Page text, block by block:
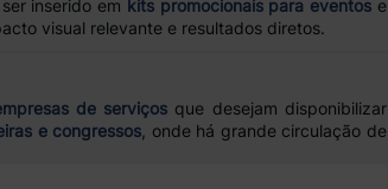
inserido em kits promocionais para eventos e
visual relevante e resultados diretos.
de serviços que desejam disponibilizar
e congressos , onde há grande circulação de